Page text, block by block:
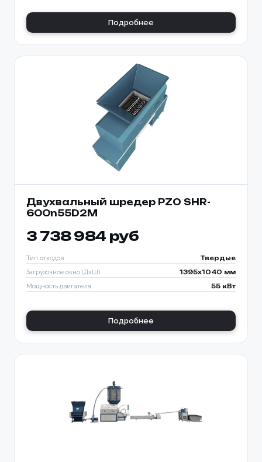
Подробнее
Двухвальный шредер PZO SHR-
600n55D2M
3 738 984 руб
Тип отходов Твердые
Загрузочное окно (ДхШ) 1395x1040 мм
Мощность двигателя 55 кВт
Подробнее